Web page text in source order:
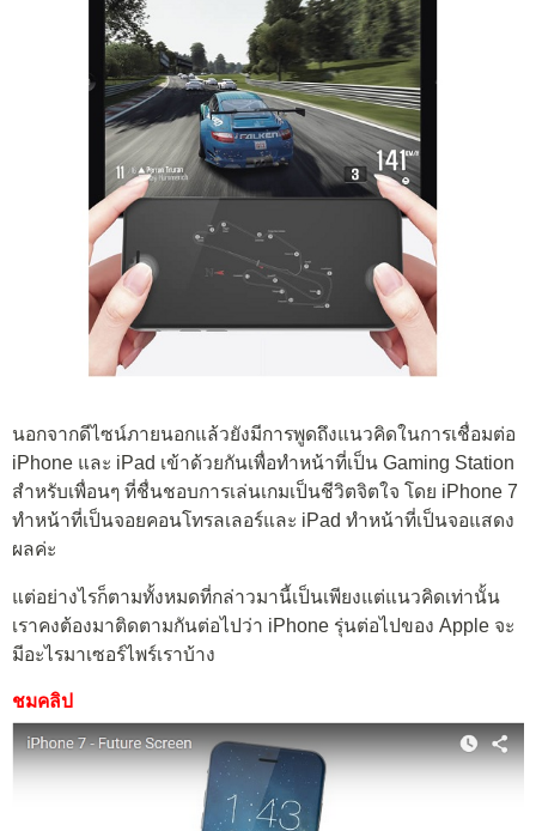
นอกจากดีไซน์ภายนอกแล้วยังมีการพูดถึงแนวคิดในการเชื่อมต่อ
iPhone และ iPad เข้าด้วยกันเพื่อทำหน้าที่เป็น Gaming Station
สำหรับเพื่อนๆ ที่ชื่นชอบการเล่นเกมเป็นชีวิตจิตใจ โดย iPhone 7
ทำหน้าที่เป็นจอยคอนโทรลเลอร์และ iPad ทำหน้าที่เป็นจอแสดง
ผลค่ะ
แต่อย่างไรก็ตามทั้งหมดที่กล่าวมานี้เป็นเพียงแต่แนวคิดเท่านั้น
เราคงต้องมาติดตามกันต่อไปว่า iPhone รุ่นต่อไปของ Apple จะ
มีอะไรมาเซอร์ไพร์เราบ้าง
ชมคลิป